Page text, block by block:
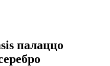
палаццо